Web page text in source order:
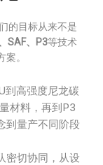
的目标从来不是
SAF、P3等技术
。
到高强度尼龙碳
材料，再到P3
到量产不同阶段
密切协同，从设